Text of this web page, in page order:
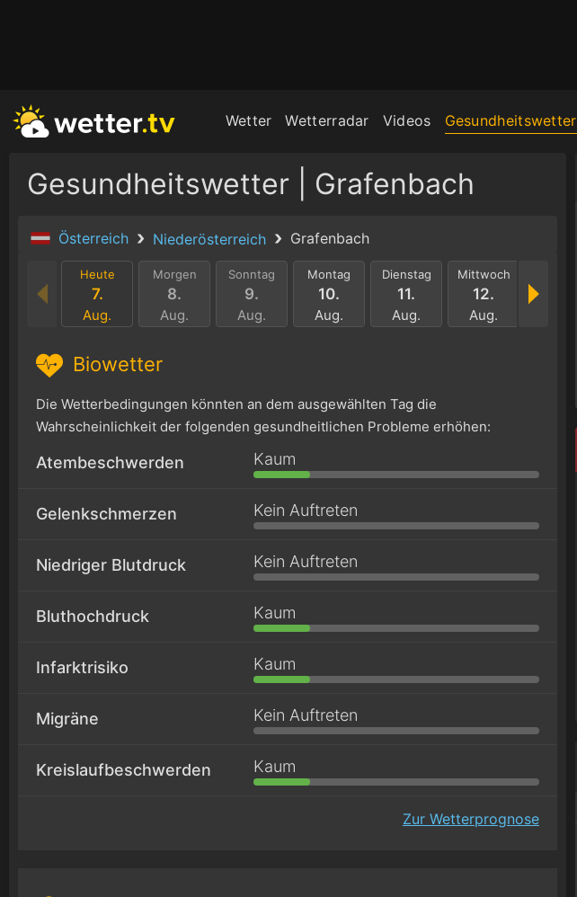
Wetter Wetterradar Videos Gesundheitswetter
Gesundheitswetter | Grafenbach
Österreich Niederösterreich Grafenbach
Heute
7.
Aug.
Morgen
8.
Aug.
Sonntag
9.
Aug.
Montag
10.
Aug.
Dienstag
11.
Aug.
Mittwoch
12.
Aug.
Biowetter
Die Wetterbedingungen könnten an dem ausgewählten Tag die
Wahrscheinlichkeit der folgenden gesundheitlichen Probleme erhöhen:
Atembeschwerden Kaum
Gelenkschmerzen Kein Auftreten
Niedriger Blutdruck Kein Auftreten
Bluthochdruck Kaum
Infarktrisiko Kaum
Migräne Kein Auftreten
Kreislaufbeschwerden Kaum
Zur Wetterprognose